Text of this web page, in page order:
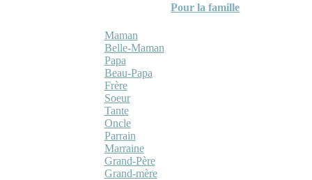
Pour la famille
Maman
Belle-Maman
Papa
Beau-Papa
Frère
Soeur
Tante
Oncle
Parrain
Marraine
Grand-Père
Grand-mère